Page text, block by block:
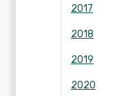
2017
2018
2019
2020